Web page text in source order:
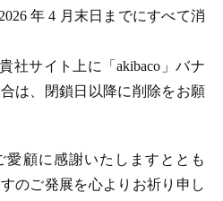
年 4 月末日までにすべて消
社サイト上に「akibaco」バナ
は、閉鎖日以降に削除をお願
愛顧に感謝いたしますととも
のご発展を心よりお祈り申し